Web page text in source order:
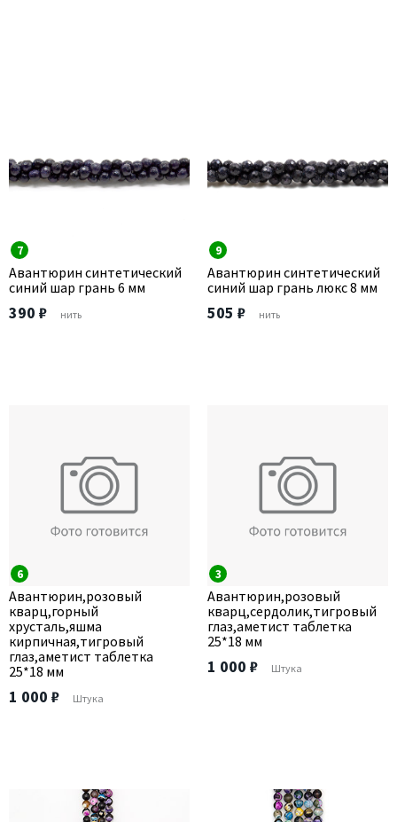
7
Авантюрин синтетический
синий шар грань 6 мм
390 ₽ нить
9
Авантюрин синтетический
синий шар грань люкс 8 мм
505 ₽ нить
6
Авантюрин,розовый
кварц,горный
хрусталь,яшма
кирпичная,тигровый
глаз,аметист таблетка
25*18 мм
1 000 ₽ Штука
3
Авантюрин,розовый
кварц,сердолик,тигровый
глаз,аметист таблетка
25*18 мм
1 000 ₽ Штука